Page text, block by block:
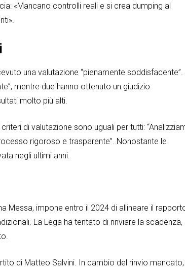
«Mancano controlli reali e si crea dumping al
una valutazione “pienamente soddisfacente”.
mentre due hanno ottenuto un giudizio
molto più alti.
di valutazione sono uguali per tutti:
rigoroso e trasparente”. Nonostante le
negli ultimi anni.
Messa, impone entro il 2024 di allineare il
La Lega ha tentato di rinviare la scadenza,
di Matteo Salvini. In cambio del rinvio